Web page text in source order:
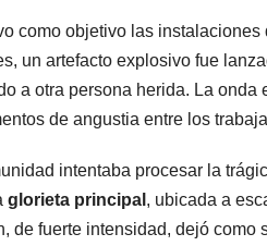
como objetivo las instalaciones
un artefacto explosivo fue
a otra persona herida. La
de angustia entre los
intentaba procesar la
glorieta principal , ubicada a
de fuerte intensidad, dejó como